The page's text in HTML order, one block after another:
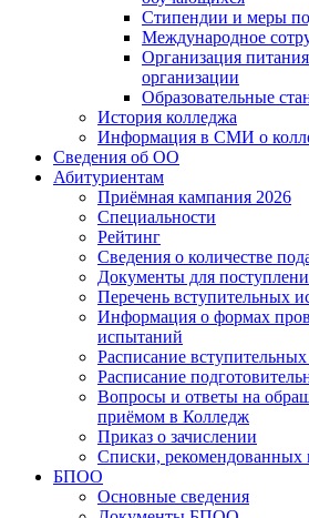
Стипендии и меры
Международное
Организация
организации
Образовательные
История колледжа
Информация в СМИ о
Сведения об ОО
Абитуриентам
Приёмная кампания 2026
Специальности
Рейтинг
Сведения о количестве
Документы для
Перечень вступительных
Информация о формах
испытаний
Расписание
Расписание
Вопросы и ответы на
приёмом в Колледж
Приказ о зачислении
Списки, рекомендованных
БПОО
Основные сведения